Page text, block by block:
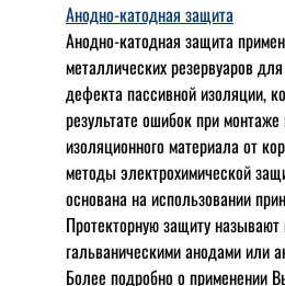
Анодно-катодная защита
Анодно-катодная защита
металлических резервуаров
дефекта пассивной изоляции,
результате ошибок при
изоляционного материала от
методы электрохимической
основана на использовании
Протекторную защиту
гальваническими анодами или
Более подробно о применении